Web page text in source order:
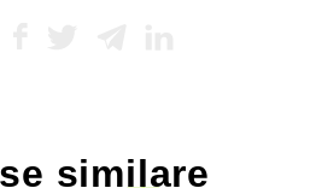
similare